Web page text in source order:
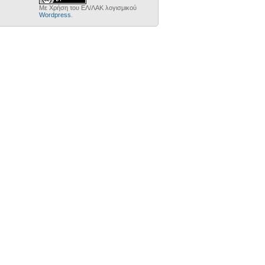
Με Χρήση του ΕΛ/ΛΑΚ λογισμικού
Wordpress